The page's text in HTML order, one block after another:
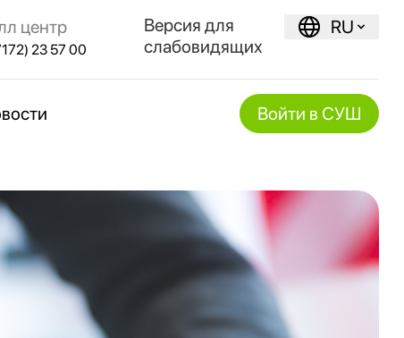
центр
23 57 00
Версия для
слабовидящих
RU
Войти в СУШ